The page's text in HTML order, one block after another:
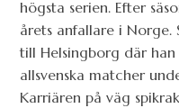
högsta serien. Efter
årets anfallare i Norge.
till Helsingborg där
allsvenska matcher
Karriären på väg